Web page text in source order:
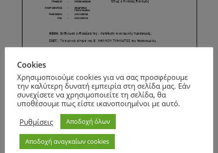
Cookies
Χρησιμοποιούμε cookies για να σας προσφέρουμε
την καλύτερη δυνατή εμπειρία στη σελίδα μας. Εάν
συνεχίσετε να χρησιμοποιείτε τη σελίδα, θα
υποθέσουμε πως είστε ικανοποιημένοι με αυτό.
Ρυθμίσεις
Αποδοχή όλων
Αποδοχή αναγκαίων cookies